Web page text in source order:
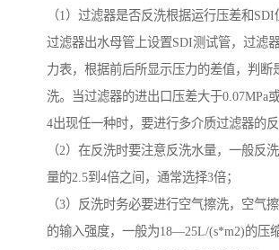
（1）过滤器是否反洗根据运行压差和
过滤器出水母管上设置SDI测试管，过滤
力表，根据前后所显示压力的差值，判断
洗。当过滤器的进出口压差大于0.07MPa
4出现任一种时，要进行多介质过滤器的反
（2）在反洗时要注意反洗水量，一般反
量的2.5到4倍之间，通常选择3倍；
（3）反洗时务必要进行空气擦洗，空气
的输入强度，一般为18—25L/(s*m2)的压